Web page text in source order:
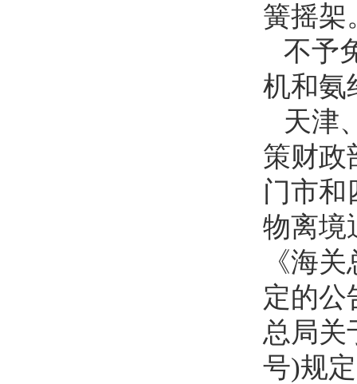
簧摇架
不予
机和氨
天津
策财政
门市和
物离境
《海
定的公
总局关
号)规